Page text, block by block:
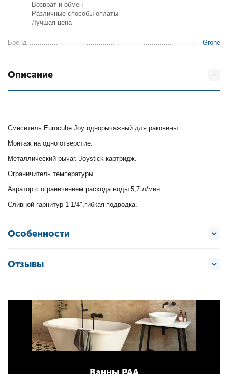
— Возврат и обмен
— Различные способы оплаты
— Лучшая цена
Бренд Grohe
Описание
Смеситель Eurocube Joy однорычажный для раковины.
Монтаж на одно отверстие.
Металлический рычаг. Joystick картридж.
Ограничитель температуры.
Аэратор с ограничением расхода воды 5,7 л/мин.
Сливной гарнитур 1 1/4",гибкая подводка.
Особенности
Отзывы